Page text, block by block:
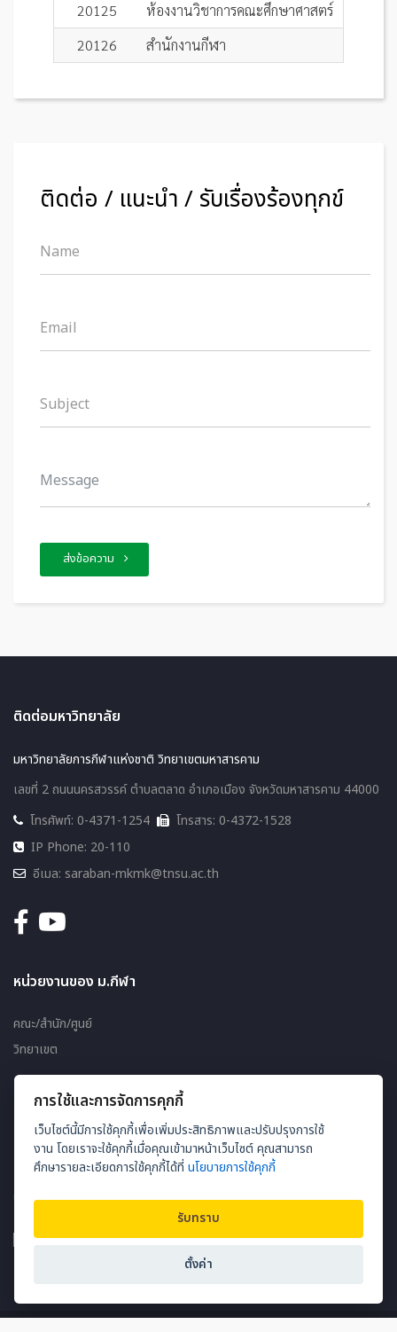
20125
ห้องงานวิชาการคณะศึกษาศาสตร์
20126
สำนักงานกีฬา
ติดต่อ / แนะนำ / รับเรื่องร้องทุกข์
ส่งข้อความ
ติดต่อมหาวิทยาลัย
มหาวิทยาลัยการกีฬาแห่งชาติ วิทยาเขตมหาสารคาม
เลขที่ 2 ถนนนครสวรรค์ ตำบลตลาด อำเภอเมือง จังหวัดมหาสารคาม 44000
โทรศัพท์: 0-4371-1254
โทรสาร: 0-4372-1528
IP Phone: 20-110
อีเมล: saraban-mkmk@tnsu.ac.th
หน่วยงานของ ม.กีฬา
คณะ/สำนัก/ศูนย์
วิทยาเขต
เว็บไซต์
แผนผังเว็บไซต์
ผู้ชมออนไลน์ 90
การใช้และการจัดการคุกกี้
เว็บไซต์นี้มีการใช้คุกกี้เพื่อเพิ่มประสิทธิภาพและปรับปรุงการใช้
งาน โดยเราจะใช้คุกกี้เมื่อคุณเข้ามาหน้าเว็บไซต์ คุณสามารถ
ศึกษารายละเอียดการใช้คุกกี้ได้ที่นโยบายการใช้คุกกี้
รับทราบ
ตั้งค่า